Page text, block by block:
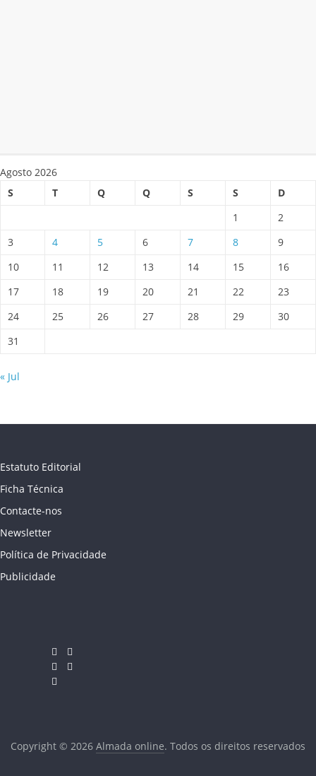
Agosto 2026
S
T Q Q S S
D
1
2
3
4 5 6 7 8
9
10
11 12 13 14 15
16
17
18 19 20 21 22
23
24
25 26 27 28 29
30
31
« Jul
Estatuto Editorial
Ficha Técnica
Contacte-nos
Newsletter
Política de Privacidade
Publicidade
Copyright © 2026 Almada online. Todos os direitos reservados